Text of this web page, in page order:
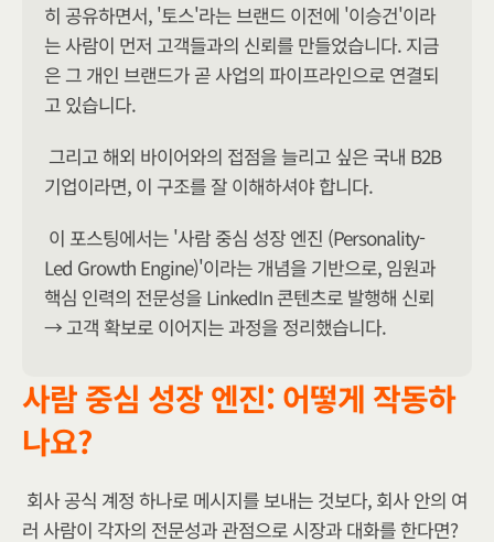
히 공유하면서, '토스'라는 브랜드 이전에 '이승건'이라
는 사람이 먼저 고객들과의 신뢰를 만들었습니다. 지금
은 그 개인 브랜드가 곧 사업의 파이프라인으로 연결되
고 있습니다.
그리고 해외 바이어와의 접점을 늘리고 싶은 국내 B2B
기업이라면, 이 구조를 잘 이해하셔야 합니다.
이 포스팅에서는 '사람 중심 성장 엔진 (Personality-
Led Growth Engine)'이라는 개념을 기반으로, 임원과
핵심 인력의 전문성을 LinkedIn 콘텐츠로 발행해 신뢰
→ 고객 확보로 이어지는 과정을 정리했습니다.
사람 중심 성장 엔진: 어떻게 작동하
나요?
회사 공식 계정 하나로 메시지를 보내는 것보다, 회사 안의 여
러 사람이 각자의 전문성과 관점으로 시장과 대화를 한다면?